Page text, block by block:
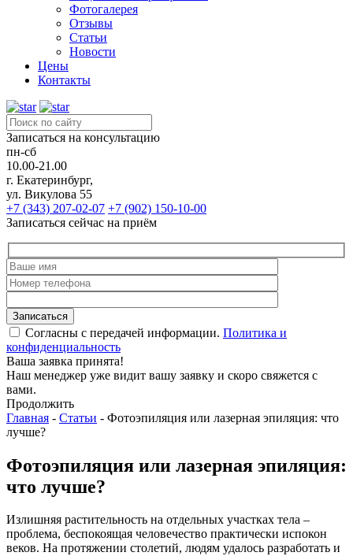
Фотогалерея
Отзывы
Статьи
Новости
Цены
Контакты
Записаться на консультацию
пн-сб
10.00-21.00
г. Екатеринбург,
ул. Викулова 55
+7 (343) 207-02-07 +7 (902) 150-10-00
Записаться сейчас на приём
Согласны с передачей информации. Политика и
конфиденциальность
Ваша заявка принята!
Наш менеджер уже видит вашу заявку и скоро свяжется с
вами.
Продолжить
Главная - Статьи - Фотоэпиляция или лазерная эпиляция: что
лучше?
Фотоэпиляция или лазерная эпиляция:
что лучше?
Излишняя растительность на отдельных участках тела –
проблема, беспокоящая человечество практически испокон
веков. На протяжении столетий, людям удалось разработать и